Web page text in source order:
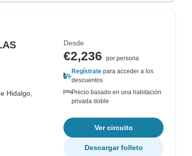
Hidalgo,
Desde
€2,236
por persona
Regístrate para acceder a los
descuentos
Precio basado en una habitación
privada doble
Ver circuito
Descargar folleto